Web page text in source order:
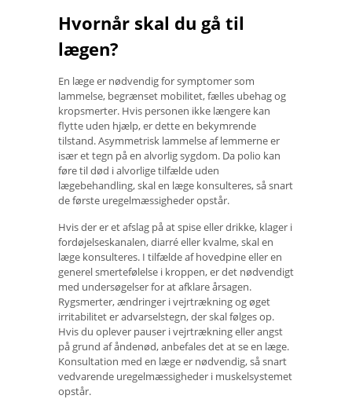
Hvornår skal du gå til
lægen?
En læge er nødvendig for symptomer som
lammelse, begrænset mobilitet, fælles ubehag og
kropsmerter. Hvis personen ikke længere kan
flytte uden hjælp, er dette en bekymrende
tilstand. Asymmetrisk lammelse af lemmerne er
især et tegn på en alvorlig sygdom. Da polio kan
føre til død i alvorlige tilfælde uden
lægebehandling, skal en læge konsulteres, så snart
de første uregelmæssigheder opstår.
Hvis der er et afslag på at spise eller drikke, klager i
fordøjelseskanalen, diarré eller kvalme, skal en
læge konsulteres. I tilfælde af hovedpine eller en
generel smertefølelse i kroppen, er det nødvendigt
med undersøgelser for at afklare årsagen.
Rygsmerter, ændringer i vejrtrækning og øget
irritabilitet er advarselstegn, der skal følges op.
Hvis du oplever pauser i vejrtrækning eller angst
på grund af åndenød, anbefales det at se en læge.
Konsultation med en læge er nødvendig, så snart
vedvarende uregelmæssigheder i muskelsystemet
opstår.